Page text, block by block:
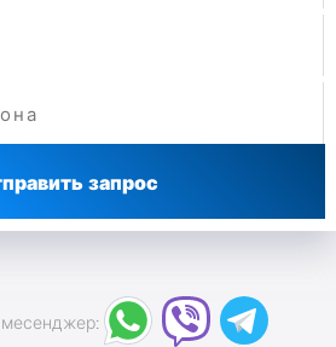
запрос
месенджер: